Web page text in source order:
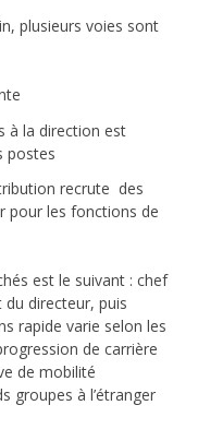
plusieurs voies sont
à la direction est
postes
recrute des
pour les fonctions de
est le suivant : chef
directeur, puis
rapide varie selon les
de carrière
de mobilité
groupes à l’étranger
de